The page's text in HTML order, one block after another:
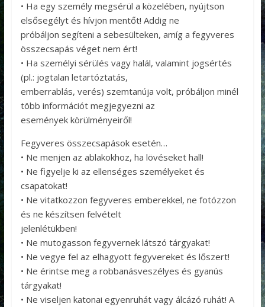
• Ha egy személy megsérül a közelében, nyújtson
elsősegélyt és hívjon mentőt! Addig ne
próbáljon segíteni a sebesülteken, amíg a fegyveres
összecsapás véget nem ért!
• Ha személyi sérülés vagy halál, valamint jogsértés
(pl.: jogtalan letartóztatás,
emberrablás, verés) szemtanúja volt, próbáljon minél
több információt megjegyezni az
események körülményeiről!
Fegyveres összecsapások esetén…
• Ne menjen az ablakokhoz, ha lövéseket hall!
• Ne figyelje ki az ellenséges személyeket és
csapatokat!
• Ne vitatkozzon fegyveres emberekkel, ne fotózzon
és ne készítsen felvételt
jelenlétükben!
• Ne mutogasson fegyvernek látszó tárgyakat!
• Ne vegye fel az elhagyott fegyvereket és lőszert!
• Ne érintse meg a robbanásveszélyes és gyanús
tárgyakat!
• Ne viseljen katonai egyenruhát vagy álcázó ruhát! A